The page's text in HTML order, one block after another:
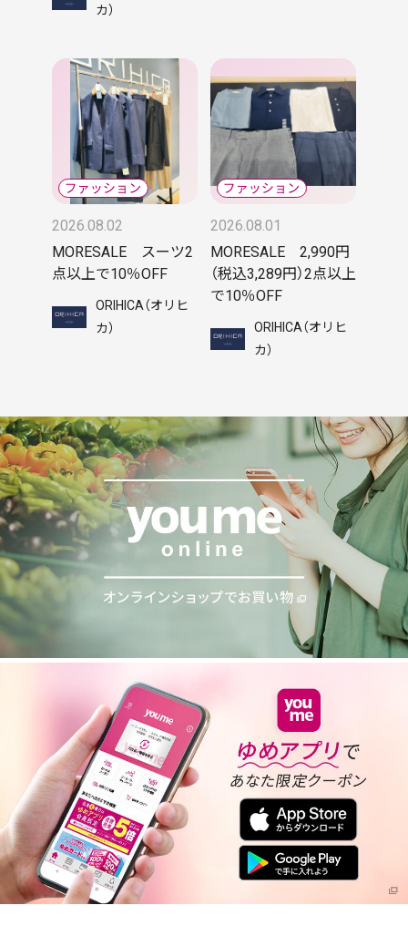
カ）
2026.08.02
MORESALE スーツ2
点以上で10％OFF
ORIHICA（オリヒ
カ）
2026.08.01
MORESALE 2,990円
（税込3,289円）2点以上
で10％OFF
ORIHICA（オリヒ
カ）